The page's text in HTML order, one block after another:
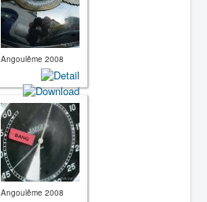
Angoulême 2008
Angoulême 2008